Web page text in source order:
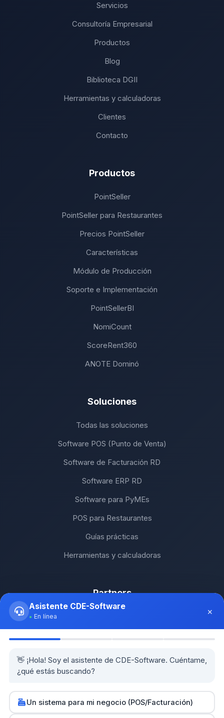
Servicios
Consultoría Empresarial
Productos
Blog
Biblioteca DGII
Herramientas y calculadoras
Clientes
Contacto
Productos
PointSeller
PointSeller para Restaurantes
Precios PointSeller
Características
Módulo de Producción
Soporte e Implementación
PointSellerBI
NomiCount
ScoreRent360
ANOTE Dominó
Soluciones
Todas las soluciones
Software POS (Punto de Venta)
Software de Facturación RD
Software ERP RD
Software para PyMEs
POS para Restaurantes
Guías prácticas
Herramientas y calculadoras
Partners
Cethi PC - Bávaro
Asistente CDE-Software
En línea ×
👋 ¡Hola! Soy el asistente de CDE-Software. Cuéntame,
¿qué estás buscando?
Un sistema para mi negocio (POS/Facturación)